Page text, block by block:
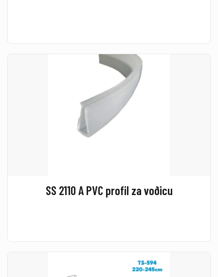
SS 2110 A PVC profil za voðicu